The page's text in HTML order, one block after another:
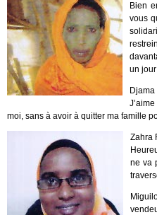
Bien
vous
un
moi, sans à avoir à quitter ma famille
Zahra
ne va